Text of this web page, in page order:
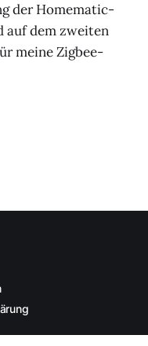
der Homematic-
auf dem zweiten
meine Zigbee-